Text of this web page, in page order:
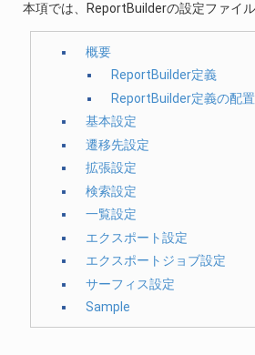
本項では、ReportBuilderの設定ファイ
概要
ReportBuilder定義
ReportBuilder定義の配
基本設定
遷移先設定
拡張設定
検索設定
一覧設定
エクスポート設定
エクスポートジョブ設定
サーフィス設定
Sample